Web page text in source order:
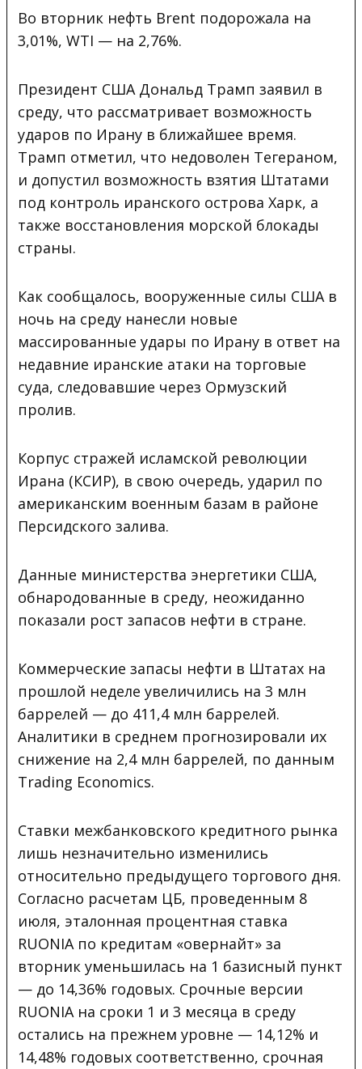
Во вторник нефть Brent подорожала на
3,01%, WTI — на 2,76%.
Президент США Дональд Трамп заявил в
среду, что рассматривает возможность
ударов по Ирану в ближайшее время.
Трамп отметил, что недоволен Тегераном,
и допустил возможность взятия Штатами
под контроль иранского острова Харк, а
также восстановления морской блокады
страны.
Как сообщалось, вооруженные силы США в
ночь на среду нанесли новые
массированные удары по Ирану в ответ на
недавние иранские атаки на торговые
суда, следовавшие через Ормузский
пролив.
Корпус стражей исламской революции
Ирана (КСИР), в свою очередь, ударил по
американским военным базам в районе
Персидского залива.
Данные министерства энергетики США,
обнародованные в среду, неожиданно
показали рост запасов нефти в стране.
Коммерческие запасы нефти в Штатах на
прошлой неделе увеличились на 3 млн
баррелей — до 411,4 млн баррелей.
Аналитики в среднем прогнозировали их
снижение на 2,4 млн баррелей, по данным
Trading Economics.
Ставки межбанковского кредитного рынка
лишь незначительно изменились
относительно предыдущего торгового дня.
Согласно расчетам ЦБ, проведенным 8
июля, эталонная процентная ставка
RUONIA по кредитам «овернайт» за
вторник уменьшилась на 1 базисный пункт
— до 14,36% годовых. Срочные версии
RUONIA на сроки 1 и 3 месяца в среду
остались на прежнем уровне — 14,12% и
14,48% годовых соответственно, срочная